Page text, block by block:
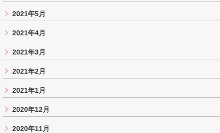
2021年5月
2021年4月
2021年3月
2021年2月
2021年1月
2020年12月
2020年11月